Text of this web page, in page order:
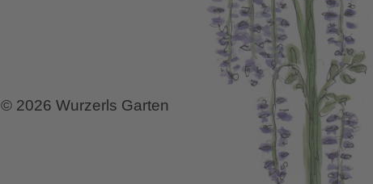
© 2026 Wurzerls Garten